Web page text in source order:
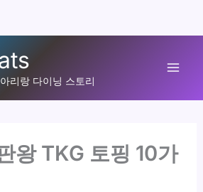
리랑 다이닝 스토리
왕 TKG 토핑 10가